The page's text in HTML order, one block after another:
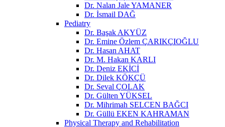
Dr. Nalan Jale YAMANER
Dr. İsmail DAĞ
Pediatry
Dr. Başak AKYÜZ
Dr. Emine Özlem ÇARIKÇIOĞLU
Dr. Hasan AHAT
Dr. M. Hakan KARLI
Dr. Deniz EKİCİ
Dr. Dilek KÖKÇÜ
Dr. Seval ÇOLAK
Dr. Gülten YÜKSEL
Dr. Mihrimah SELCEN BAĞCI
Dr. Güllü EKEN KAHRAMAN
Physical Therapy and Rehabilitation